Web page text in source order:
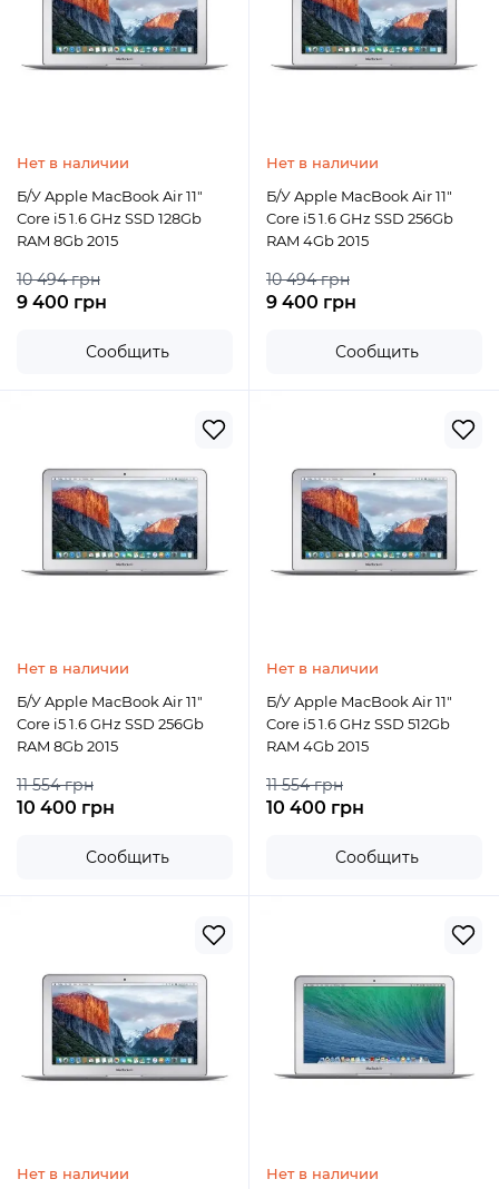
Нет в наличии
Б/У Apple MacBook Air 11"
Core i5 1.6 GHz SSD 128Gb
RAM 8Gb 2015
10 494 грн
9 400 грн
Сообщить
Нет в наличии
Б/У Apple MacBook Air 11"
Core i5 1.6 GHz SSD 256Gb
RAM 4Gb 2015
10 494 грн
9 400 грн
Сообщить
Нет в наличии
Б/У Apple MacBook Air 11"
Core i5 1.6 GHz SSD 256Gb
RAM 8Gb 2015
11 554 грн
10 400 грн
Сообщить
Нет в наличии
Б/У Apple MacBook Air 11"
Core i5 1.6 GHz SSD 512Gb
RAM 4Gb 2015
11 554 грн
10 400 грн
Сообщить
Нет в наличии
Нет в наличии